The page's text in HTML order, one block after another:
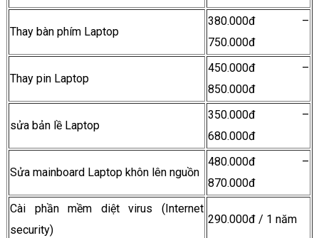
Thay bàn phím Laptop
380.000đ –
750.000đ
Thay pin Laptop
450.000đ –
850.000đ
sửa bản lề Laptop
350.000đ –
680.000đ
Sửa mainboard Laptop khôn lên nguồn
480.000đ –
870.000đ
Cài phần mềm diệt virus (Internet
security)
290.000đ / 1 năm